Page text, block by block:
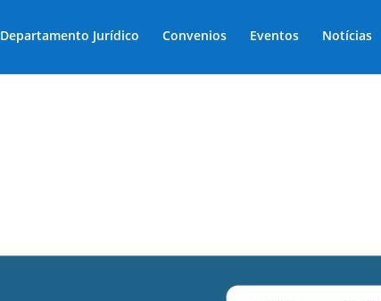
Departamento Jurídico Convenios Eventos Notícias